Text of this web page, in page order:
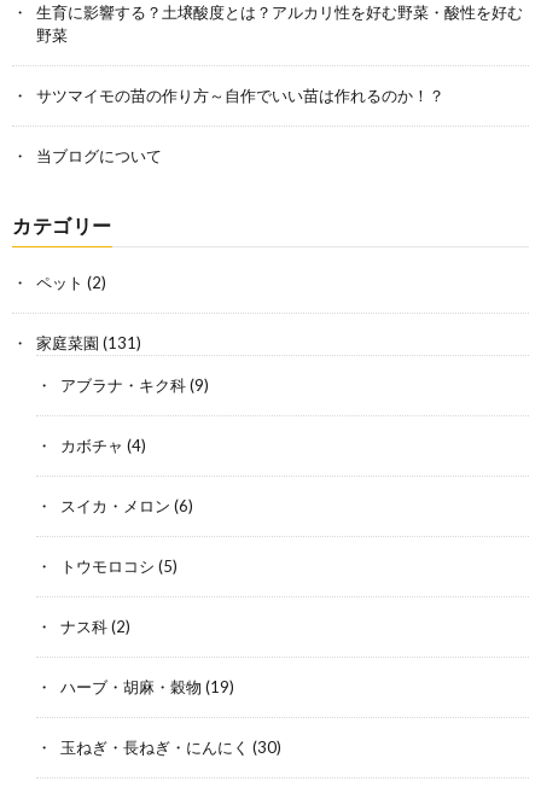
生育に影響する？土壌酸度とは？アルカリ性を好む野菜・酸性を好む
野菜
サツマイモの苗の作り方～自作でいい苗は作れるのか！？
当ブログについて
カテゴリー
ペット (2)
家庭菜園 (131)
アブラナ・キク科(9)
カボチャ (4)
スイカ・メロン (6)
トウモロコシ (5)
ナス科(2)
ハーブ・胡麻・穀物 (19)
玉ねぎ・長ねぎ・にんにく (30)